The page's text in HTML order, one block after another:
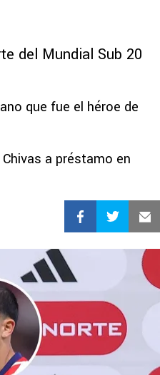
del Mundial Sub 20
que fue el héroe de
a préstamo en